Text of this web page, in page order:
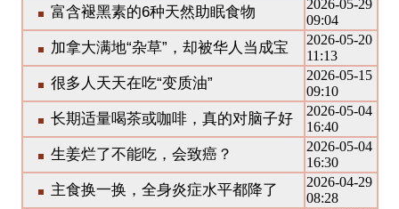
富含褪黑素的6种天然助眠食物
2026-05-29
09:04
加拿大满地“杂草”，却被华人当成宝
2026-05-20
11:13
很多人天天在吃“变质油”
2026-05-15
09:10
长期适量喝茶或咖啡，真的对脑子好
2026-05-04
16:40
生姜烂了不能吃，会致癌？
2026-05-04
16:30
主食换一换，全身炎症水平都降了
2026-04-29
08:28